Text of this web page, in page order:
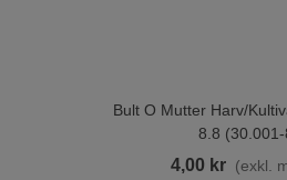
Bult O Mutter Harv/
8.8 (30.001-
4,00 kr (exkl.